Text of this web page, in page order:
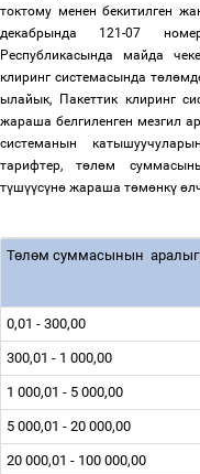
токтому менен бекитилген
декабрында 121-07
Республикасында майда
клиринг системасында төлөмд
ылайык, Пакеттик клиринг
жараша белгиленген мезгил
системанын
тарифтер, төлөм
түшүүсүнө жараша төмөнкү ө
Төлөм суммасынын
0,01 - 300,00
300,01 - 1 000,00
1 000,01 - 5 000,00
5 000,01 - 20 000,00
20 000,01 - 100 000,00